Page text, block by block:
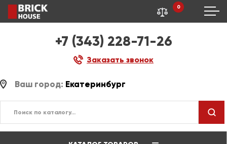
+7 (343) 228-71-26
Заказать звонок
0
Ваш город: Екатеринбург